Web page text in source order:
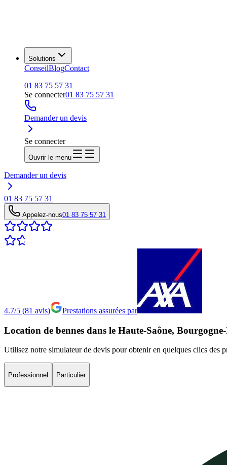
Solutions
ConseilBlogContact
01 83 75 57 31
Se connecter01 83 75 57 31
Demander un devis
Se connecter
Ouvrir le menu
Demander un devis
01 83 75 57 31
Appelez-nous01 83 75 57 31
4.7/5 (81 avis) Prestations assurées par
Location de bennes dans le Haute-Saône,
Utilisez notre simulateur de devis pour obtenir en quelques clics des
Professionnel Particulier